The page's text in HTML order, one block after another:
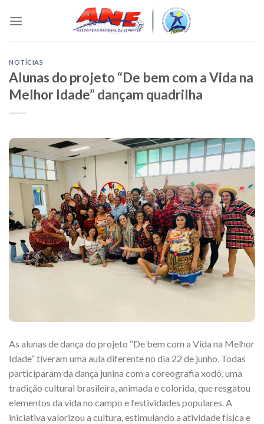
NOTÍCIAS
Alunas do projeto “De bem com a Vida na
Melhor Idade” dançam quadrilha
As alunas de dança do projeto “De bem com a Vida na Melhor
Idade” tiveram uma aula diferente no dia 22 de junho. Todas
participaram da dança junina com a coreografia xodó, uma
tradição cultural brasileira, animada e colorida, que resgatou
elementos da vida no campo e festividades populares. A
iniciativa valorizou a cultura, estimulando a atividade física e